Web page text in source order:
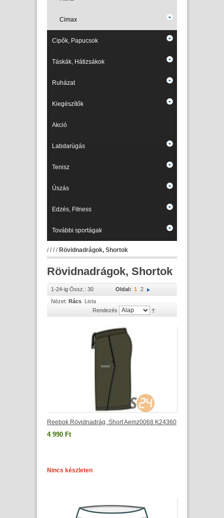
Cimax
Cipők, Papucsok
Táskák, Hátizsákok
Ruházat
Kiegészítők
Akció
Labdarúgás
Tenisz
Úszás
Edzés, Fitness
További sportágak
//// Rövidnadrágok, Shortok
Rövidnadrágok, Shortok
1-24-ig Össz.: 30 Oldal: 1 2
Nézet: Rács Lista
Rendezés
Reebok Rövidnadrág, Short Aemz0068 K24360
4 990 Ft
Nincs készleten